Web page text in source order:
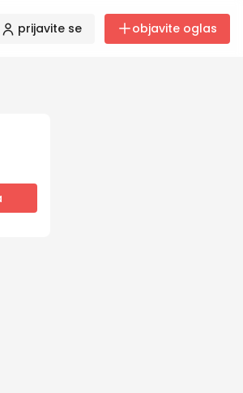
prijavite se objavite oglas